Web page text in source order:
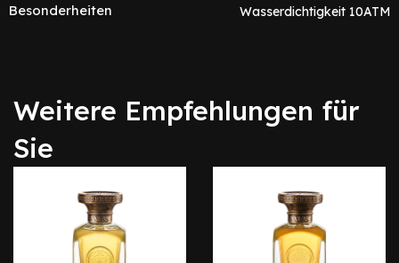
Besonderheiten Wasserdichtigkeit 10ATM
Weitere Empfehlungen für
Sie